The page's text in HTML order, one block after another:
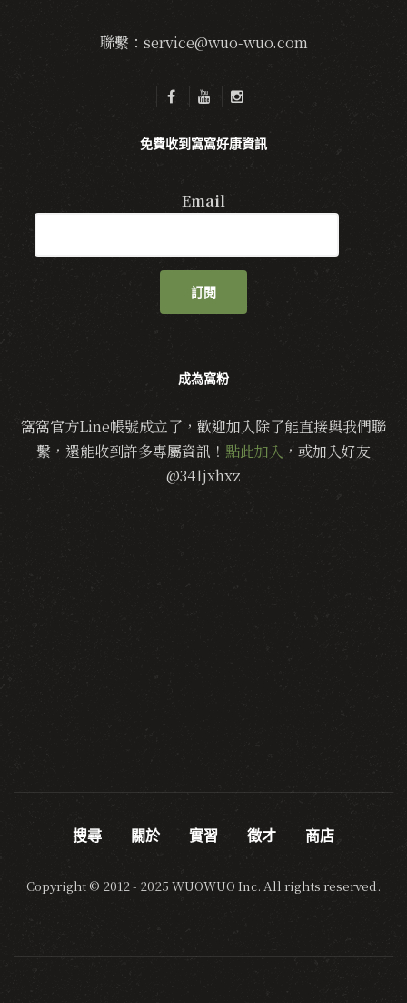
聯繫：service@wuo-wuo.com
免費收到窩窩好康資訊
Email
訂閱
成為窩粉
窩窩官方Line帳號成立了，歡迎加入除了能直接與我們聯
繫，還能收到許多專屬資訊！ 點此加入 ，或加入好友
@341jxhxz
搜尋 關於 實習 徵才 商店
Copyright © 2012 - 2025 WUOWUO Inc. All rights reserved.